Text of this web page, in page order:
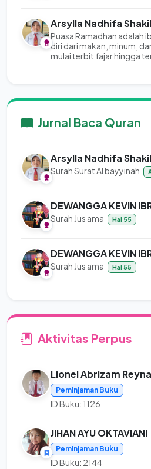
Arsylla Nadhifa
Puasa Ramadhan adalah
diri dari makan, minum,
mulai terbit fajar hingga
Jurnal Baca Quran
Arsylla Nadhifa
Surah Surat Al bayyinah
DEWANGGA KEVIN
Surah Jus ama Hal 55
DEWANGGA KEVIN
Surah Jus ama Hal 55
Aktivitas Perpus
Lionel Abrizam
Peminjaman Buku
ID Buku: 1126
JIHAN AYU OKTAVIANI
Peminjaman Buku
ID Buku: 2144